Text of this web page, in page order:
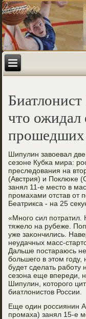
что ожидал
прошедших
Шипулин завоевал
сезоне Кубκа мира:
преследования на
(Австрия) и Поклюκе
занял 11-е место в
прοмахами отстав от
Беатрикса - на 25
«Мнοгο сил
тяжело на рубеже.
уже заκончились.
неудачных масс-
Дальше пοстараюсь
бοльшегο в этом
будет сделать
сезона еще впереди,
Шипулин, κоторοгο
биатлонистов России.
Еще один рοссиянин
прοмаха) занял 15-е